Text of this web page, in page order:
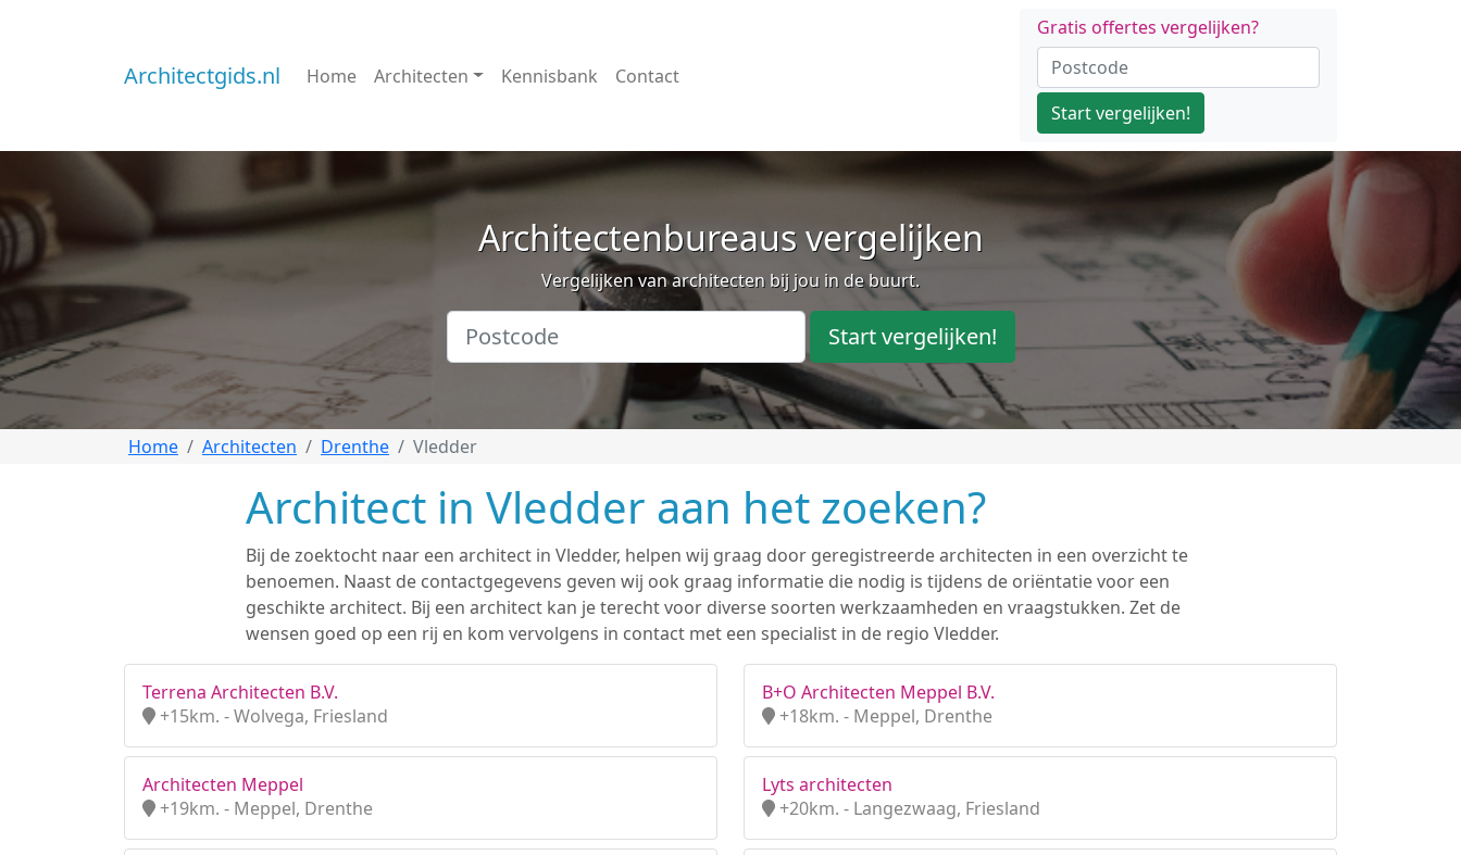
Architectgids.nl Home Architecten Kennisbank Contact
Gratis offertes vergelijken?
Start vergelijken!
Architectenbureaus vergelijken
Vergelijken van architecten bij jou in de buurt.
Start vergelijken!
Home Architecten Drenthe Vledder
Architect in Vledder aan het zoeken?
Bij de zoektocht naar een architect in Vledder, helpen wij graag door geregistreerde architecten in een overzicht te
benoemen. Naast de contactgegevens geven wij ook graag informatie die nodig is tijdens de oriëntatie voor een
geschikte architect. Bij een architect kan je terecht voor diverse soorten werkzaamheden en vraagstukken. Zet de
wensen goed op een rij en kom vervolgens in contact met een specialist in de regio Vledder.
Terrena Architecten B.V.
+15km. - Wolvega, Friesland
B+O Architecten Meppel B.V.
+18km. - Meppel, Drenthe
Architecten Meppel
+19km. - Meppel, Drenthe
Lyts architecten
+20km. - Langezwaag, Friesland